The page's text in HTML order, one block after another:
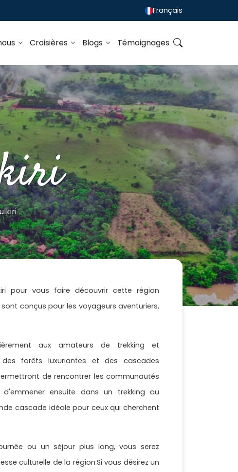
Français
Croisières Blogs Témoignages
pour vous faire découvrir cette région
conçus pour les voyageurs aventuriers,
aux amateurs de trekking et
forêts luxuriantes et des cascades
de rencontrer les communautés
ensuite dans un trekking au
cascade idéale pour ceux qui cherchent
ou un séjour plus long, vous serez
culturelle de la région.Si vous désirez un